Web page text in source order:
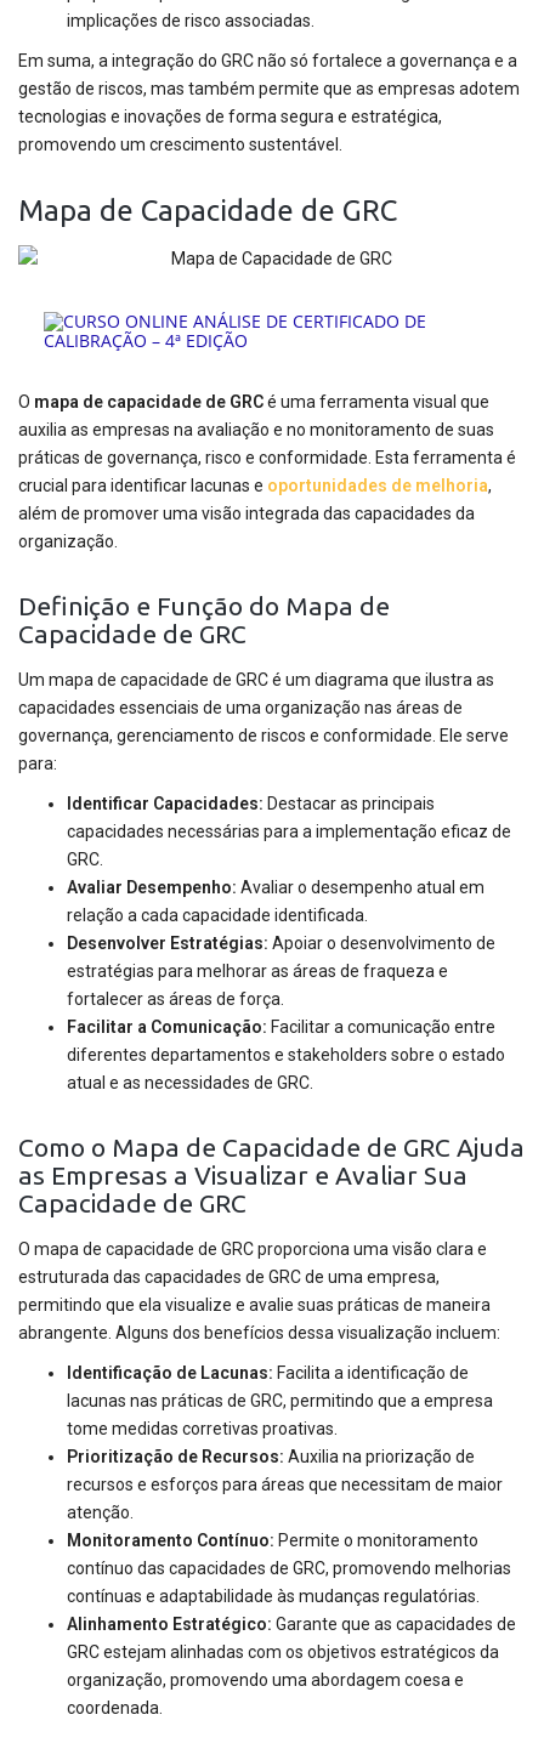
implicações de risco associadas.
Em suma, a integração do GRC não só fortalece a governança e a
gestão de riscos, mas também permite que as empresas adotem
tecnologias e inovações de forma segura e estratégica,
promovendo um crescimento sustentável.
Mapa de Capacidade de GRC
O mapa de capacidade de GRCé uma ferramenta visual que
auxilia as empresas na avaliação e no monitoramento de suas
práticas de governança, risco e conformidade. Esta ferramenta é
crucial para identificar lacunas e oportunidades de melhoria,
além de promover uma visão integrada das capacidades da
organização.
Definição e Função do Mapa de
Capacidade de GRC
Um mapa de capacidade de GRC é um diagrama que ilustra as
capacidades essenciais de uma organização nas áreas de
governança, gerenciamento de riscos e conformidade. Ele serve
para:
Identificar Capacidades: Destacar as principais
capacidades necessárias para a implementação eficaz de
GRC.
Avaliar Desempenho: Avaliar o desempenho atual em
relação a cada capacidade identificada.
Desenvolver Estratégias: Apoiar o desenvolvimento de
estratégias para melhorar as áreas de fraqueza e
fortalecer as áreas de força.
Facilitar a Comunicação: Facilitar a comunicação entre
diferentes departamentos e stakeholders sobre o estado
atual e as necessidades de GRC.
Como o Mapa de Capacidade de GRC Ajuda
as Empresas a Visualizar e Avaliar Sua
Capacidade de GRC
O mapa de capacidade de GRC proporciona uma visão clara e
estruturada das capacidades de GRC de uma empresa,
permitindo que ela visualize e avalie suas práticas de maneira
abrangente. Alguns dos benefícios dessa visualização incluem:
Identificação de Lacunas: Facilita a identificação de
lacunas nas práticas de GRC, permitindo que a empresa
tome medidas corretivas proativas.
Prioritização de Recursos: Auxilia na priorização de
recursos e esforços para áreas que necessitam de maior
atenção.
Monitoramento Contínuo: Permite o monitoramento
contínuo das capacidades de GRC, promovendo melhorias
contínuas e adaptabilidade às mudanças regulatórias.
Alinhamento Estratégico: Garante que as capacidades de
GRC estejam alinhadas com os objetivos estratégicos da
organização, promovendo uma abordagem coesa e
coordenada.